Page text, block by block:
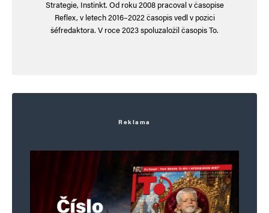
Ať ty perly od světového lídra nezapadnou. Byla
by to škoda:
Nutelly je dost.
Čtení z papírku v Izraeli.
Emisní a další povolenky na všechno jsou
příležitost. Zákaz aut a kotlů také.
Istanbul ani Migrační pakt nás k ničemu
Strategie, Instinkt. Od roku 2008 pracoval v časopise
Reflex, v letech 2016–2022 časopis vedl v pozici
šéfredaktora. V roce 2023 spoluzaložil časopis To.
Reklama